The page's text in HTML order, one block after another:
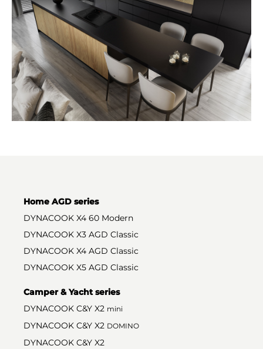
Home AGD series
DYNACOOK X4 60 Modern
DYNACOOK X3 AGD Classic
DYNACOOK X4 AGD Classic
DYNACOOK X5 AGD Classic
Camper & Yacht series
DYNACOOK C&Y X2 mini
DYNACOOK C&Y X2 DOMINO
DYNACOOK C&Y X2